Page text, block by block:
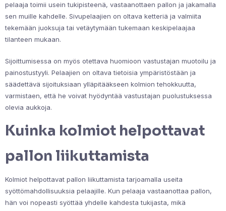
pelaaja toimii usein tukipisteenä, vastaanottaen pallon ja jakamalla
sen muille kahdelle. Sivupelaajien on oltava ketteriä ja valmiita
tekemään juoksuja tai vetäytymään tukemaan keskipelaajaa
tilanteen mukaan.
Sijoittumisessa on myös otettava huomioon vastustajan muotoilu ja
painostustyyli. Pelaajien on oltava tietoisia ympäristöstään ja
säädettävä sijoituksiaan ylläpitääkseen kolmion tehokkuutta,
varmistaen, että he voivat hyödyntää vastustajan puolustuksessa
olevia aukkoja.
Kuinka kolmiot helpottavat
pallon liikuttamista
Kolmiot helpottavat pallon liikuttamista tarjoamalla useita
syöttömahdollisuuksia pelaajille. Kun pelaaja vastaanottaa pallon,
hän voi nopeasti syöttää yhdelle kahdesta tukijasta, mikä